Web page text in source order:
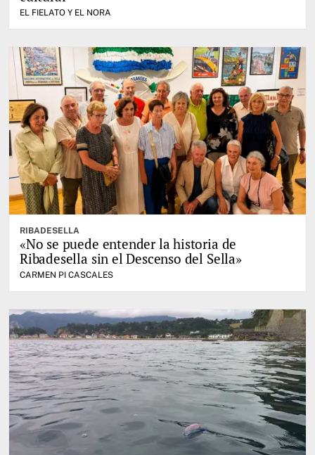
EL FIELATO Y EL NORA
RIBADESELLA
«No se puede entender la historia de
Ribadesella sin el Descenso del Sella»
CARMEN PI CASCALES